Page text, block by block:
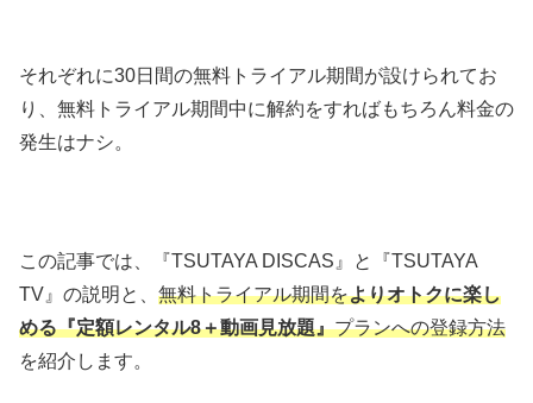
それぞれに30日間の無料トライアル期間が設けられてお
り、無料トライアル期間中に解約をすればもちろん料金の
発生はナシ。
この記事では、『TSUTAYA DISCAS』と『TSUTAYA
TV』の説明と、 無料トライアル期間をよりオトクに楽し
める『定額レンタル8＋動画見放題』プランへの登録方法
を紹介します。